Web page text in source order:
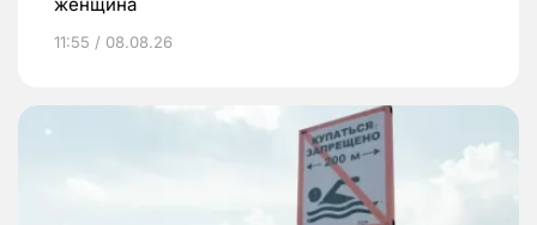
11:55 / 08.08.26